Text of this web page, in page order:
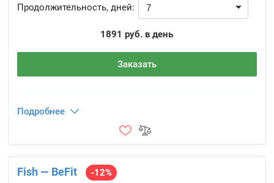
Продолжительность, дней:
1891 руб. в день
Заказать
Подробнее
Fish — BeFit
-12%